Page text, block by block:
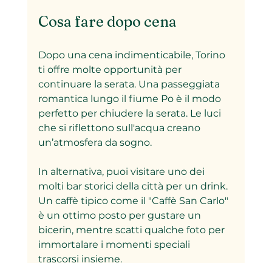
Cosa fare dopo cena
Dopo una cena indimenticabile, Torino
ti offre molte opportunità per
continuare la serata. Una passeggiata
romantica lungo il fiume Po è il modo
perfetto per chiudere la serata. Le luci
che si riflettono sull'acqua creano
un’atmosfera da sogno.
In alternativa, puoi visitare uno dei
molti bar storici della città per un drink.
Un caffè tipico come il "Caffè San Carlo"
è un ottimo posto per gustare un
bicerin, mentre scatti qualche foto per
immortalare i momenti speciali
trascorsi insieme.